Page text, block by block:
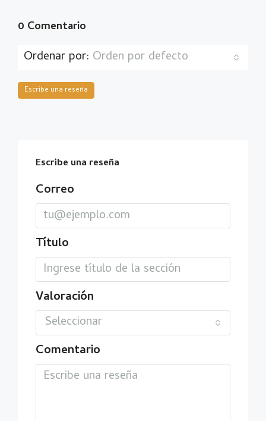
0 Comentario
Ordenar por: Orden por defecto
Escribe una reseña
Escribe una reseña
Correo
Título
Valoración
Seleccionar
Comentario